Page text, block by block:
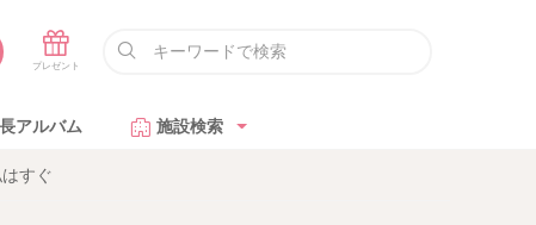
アルバム 施設検索
すぐ